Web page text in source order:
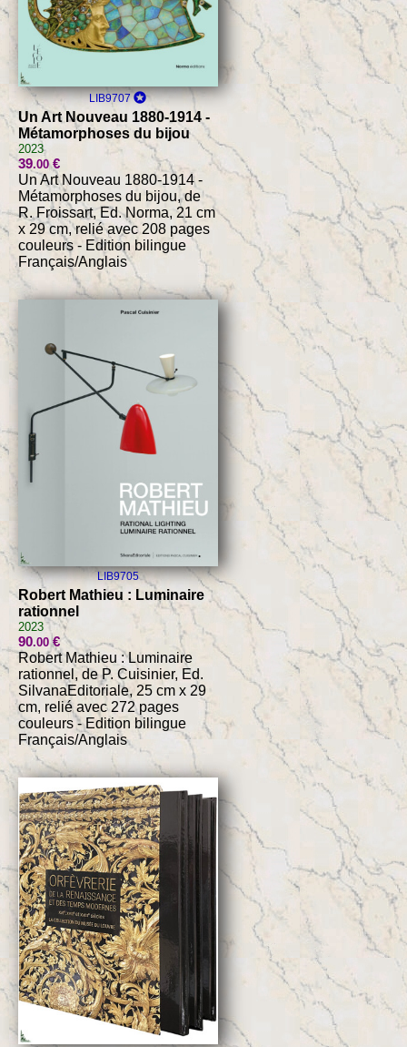
LIB9707
Un Art Nouveau 1880-1914 -
Métamorphoses du bijou
2023
39.00€
Un Art Nouveau 1880-1914 -
Métamorphoses du bijou, de
R. Froissart, Ed. Norma, 21 cm
x 29 cm, relié avec 208 pages
couleurs - Edition bilingue
Français/Anglais
LIB9705
Robert Mathieu : Luminaire
rationnel
2023
90.00€
Robert Mathieu : Luminaire
rationnel, de P. Cuisinier, Ed.
SilvanaEditoriale, 25 cm x 29
cm, relié avec 272 pages
couleurs - Edition bilingue
Français/Anglais